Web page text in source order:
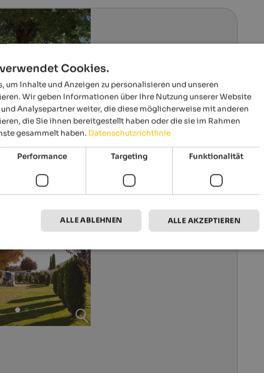
GERMAN
Cookies.
um Inhalte und Anzeigen zu personalisieren und unseren
Wir geben Informationen über Ihre Nutzung unserer Website
Analysepartner weiter, die diese möglicherweise mit anderen
die Sie ihnen bereitgestellt haben oder die sie im Rahmen
gesammelt haben. Datenschutzrichtlinie
Performance Targeting Funktionalität
ALLE AKZEPTIEREN
ALLE ABLEHNEN